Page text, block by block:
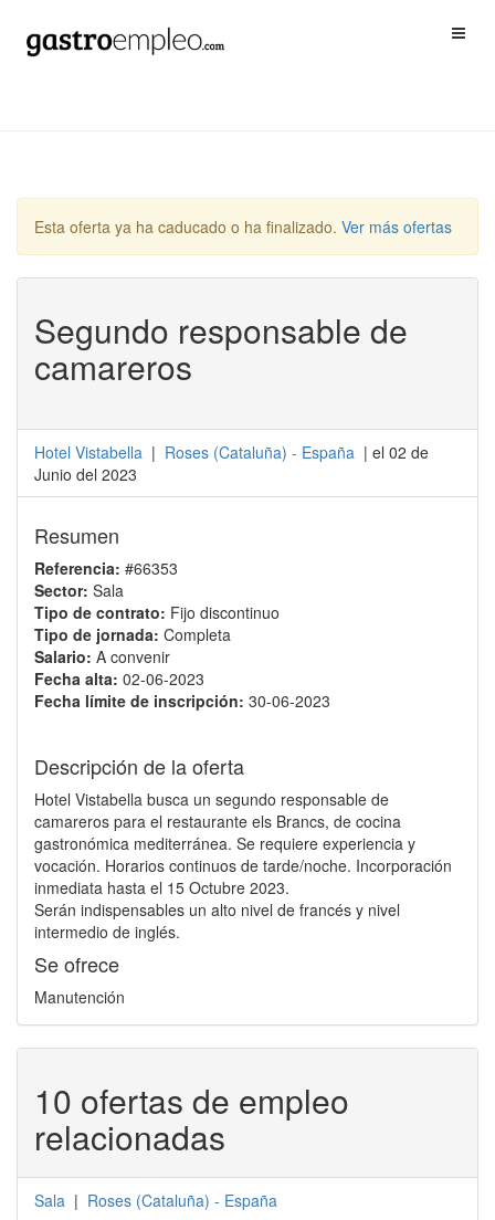
Esta oferta ya ha caducado o ha finalizado. Ver más ofertas
Segundo responsable de
camareros
Hotel Vistabella | Roses (Cataluña) - España | el 02 de
Junio del 2023
Resumen
Referencia: #66353
Sector: Sala
Tipo de contrato: Fijo discontinuo
Tipo de jornada: Completa
Salario: A convenir
Fecha alta: 02-06-2023
Fecha límite de inscripción: 30-06-2023
Descripción de la oferta
Hotel Vistabella busca un segundo responsable de
camareros para el restaurante els Brancs, de cocina
gastronómica mediterránea. Se requiere experiencia y
vocación. Horarios continuos de tarde/noche. Incorporación
inmediata hasta el 15 Octubre 2023.
Serán indispensables un alto nivel de francés y nivel
intermedio de inglés.
Se ofrece
Manutención
10 ofertas de empleo
relacionadas
Sala | Roses (Cataluña) - España